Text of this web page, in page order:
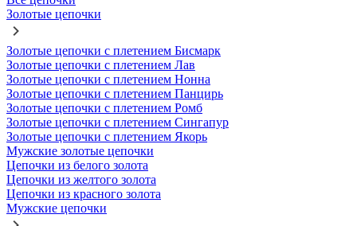
Золотые цепочки
Золотые цепочки с плетением Бисмарк
Золотые цепочки с плетением Лав
Золотые цепочки с плетением Нонна
Золотые цепочки с плетением Панцирь
Золотые цепочки с плетением Ромб
Золотые цепочки с плетением Сингапур
Золотые цепочки с плетением Якорь
Мужские золотые цепочки
Цепочки из белого золота
Цепочки из желтого золота
Цепочки из красного золота
Мужские цепочки